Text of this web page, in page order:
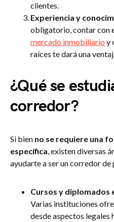
clientes.
Experiencia y
obligatorio, contar con
mercado inmobiliario y
raíces te dará una
¿Qué se
corredor?
Si bien no se requiere una
específica, existen diversas
ayudarte a ser un corredor
Cursos y diplomados
Varias instituciones
desde aspectos legales